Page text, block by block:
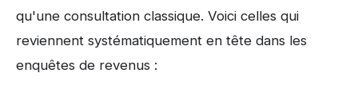
qu'une consultation classique. Voici celles qui
reviennent systématiquement en tête dans les
enquêtes de revenus :